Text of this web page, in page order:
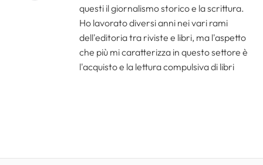
questi il giornalismo storico e la scrittura.
Ho lavorato diversi anni nei vari rami
dell'editoria tra riviste e libri, ma l'aspetto
che più mi caratterizza in questo settore è
l'acquisto e la lettura compulsiva di libri